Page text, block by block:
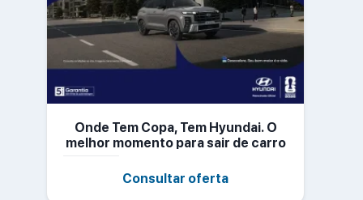
Onde Tem Copa, Tem Hyundai. O
melhor momento para sair de carro
Consultar oferta